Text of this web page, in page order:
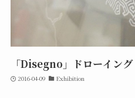
「Disegno」ドローイング
2016-04-09 Exhibition